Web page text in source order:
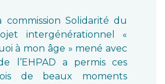
commission Solidarité du
intergénérationnel «
à mon âge » mené avec
l’EHPAD a permis ces
de beaux moments